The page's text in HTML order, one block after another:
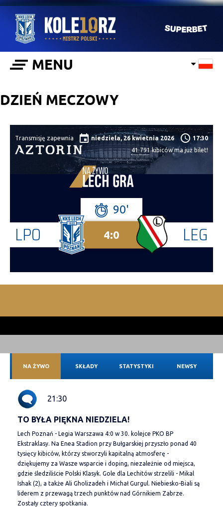
MENU
DZIEŃ MECZOWY
Transmisję zapewnia niedziela, 26 kwietnia 2026
17:30
41 791kibiców ma już bilet!
LPO
90'
4:0 LEG
NA ŻYWO SKŁADY STATYSTYKI NEWSY
21:30
TO BYŁA PIĘKNA NIEDZIELA!
Lech Poznań - Legia Warszawa 4:0 w 30. kolejce PKO BP
Ekstraklasy. Na Enea Stadion przy Bułgarskiej przyszło ponad 40
tysięcy kibiców, którzy stworzyli kapitalną atmosferę -
dziękujemy za Wasze wsparcie i doping, niezależnie od miejsca,
gdzie śledziliście Polski Klasyk. Gole dla Lechitów strzelili - Mikal
Ishak (2), a także Ali Gholizadeh i Michał Gurgul. Niebiesko-Biali są
liderem z przewagą trzech punktów nad Górnikiem Zabrze.
Zostały cztery spotkania.